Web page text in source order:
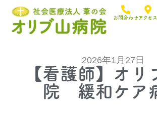
お問合わせアクセス
2026年1月27日
【看護師】オリ
院 緩和ケア